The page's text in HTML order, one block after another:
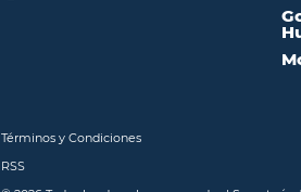
Términos y Condiciones
RSS